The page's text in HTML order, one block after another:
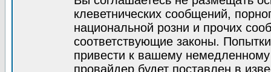
клеветнических сообщений,
национальной розни и прочих
соответствующие законы.
привести к вашему
провайдер будет поставлен в